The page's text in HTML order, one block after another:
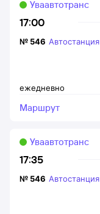
17:00
Уваавтотранс
ежедневно
№ 546 Автостанция
Маршрут
17:35
Уваавтотранс
№ 546 Автостанция